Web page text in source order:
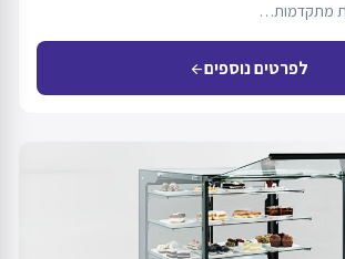
לפרטים נוספיםarrow_back